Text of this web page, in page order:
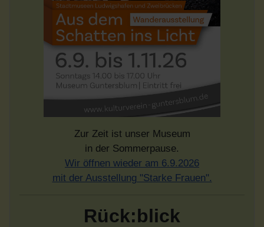
Zur Zeit ist unser Museum
in der Sommerpause.
Wir öffnen wieder am 6.9.2026
mit der Ausstellung "Starke Frauen".
Rück:blick